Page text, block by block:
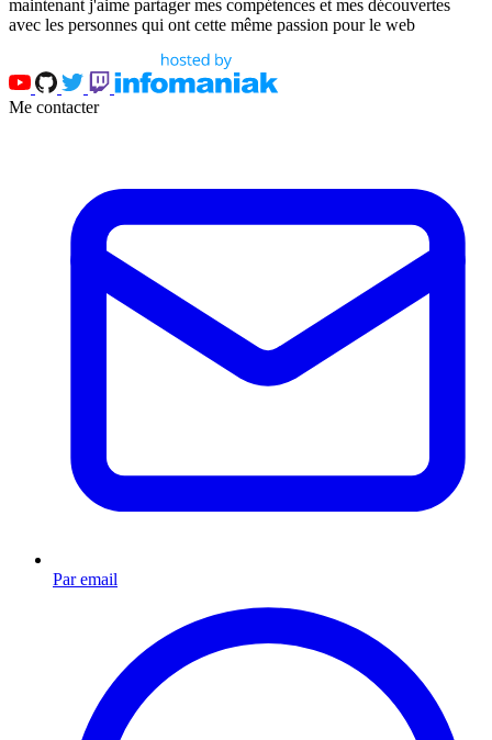
maintenant j'aime partager mes compétences et mes découvertes
avec les personnes qui ont cette même passion pour le web
Me contacter
Par email